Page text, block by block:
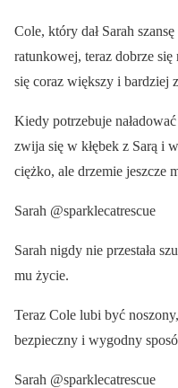
Cole, który dał Sarah
ratunkowej, teraz dobrze
się coraz większy i bardziej
Kiedy potrzebuje
zwija się w kłębek z Sarą i
ciężko, ale drzemie jeszcze
Sarah @sparklecatrescue
Sarah nigdy nie przestała
mu życie.
Teraz Cole lubi być
bezpieczny i wygodny
Sarah @sparklecatrescue